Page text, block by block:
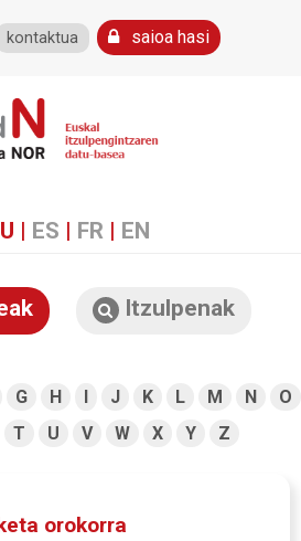
kontaktua saioa hasi
| ES | FR | EN
Itzulpenak
G H I J K L M N
O
T U V W X Y Z
orokorra